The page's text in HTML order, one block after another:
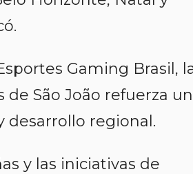
Gaming Brasil,
São João refuerza
desarrollo regional.
y las iniciativas de